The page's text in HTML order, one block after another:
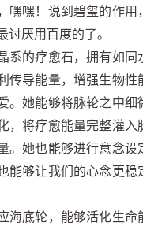
嘿嘿！说到碧玺的作用
讨厌用百度的了。
系的疗愈石，拥有如同
传导能量，增强生物性
。她能够将脉轮之中细
，将疗愈能量完整灌入
。她也能够进行意念设
能够让我们的心念更稳
海底轮，能够活化生命